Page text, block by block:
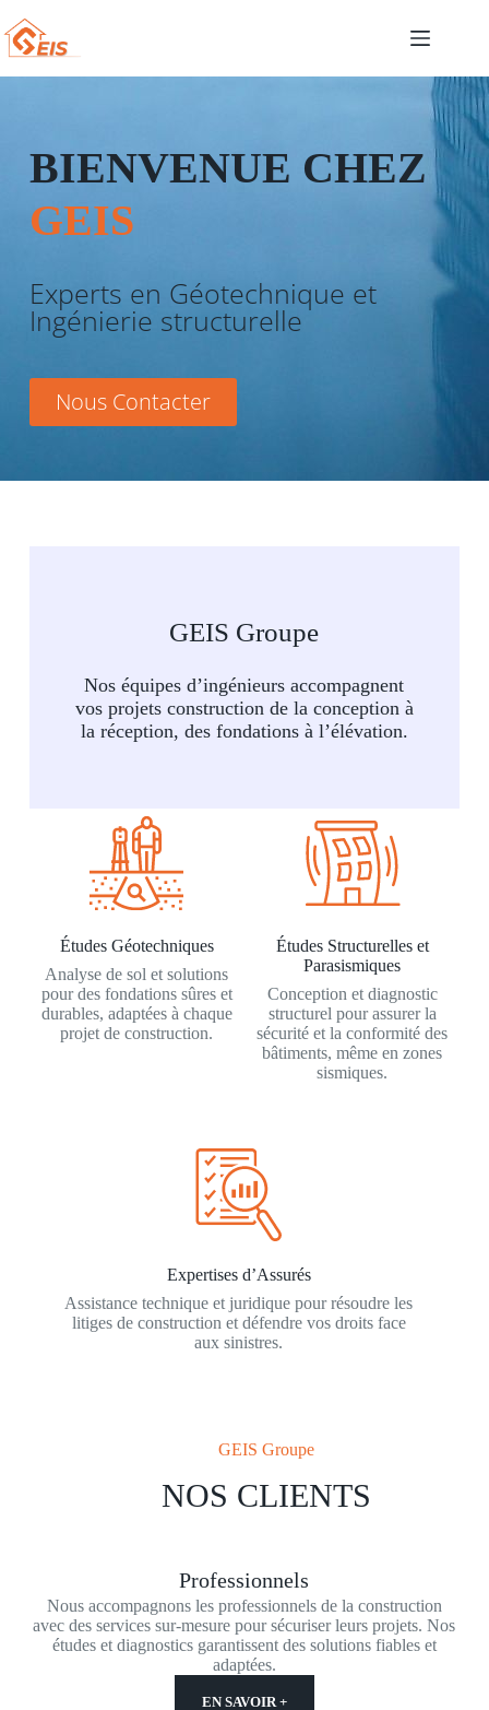
BIENVENUE CHEZ
GEIS
Experts en Géotechnique et
Ingénierie structurelle
Nous Contacter
GEIS Groupe
Nos équipes d’ingénieurs accompagnent
vos projets construction de la conception à
la réception, des fondations à l’élévation.
Études Géotechniques
Analyse de sol et solutions
pour des fondations sûres et
durables, adaptées à chaque
projet de construction.
Études Structurelles et
Parasismiques
Conception et diagnostic
structurel pour assurer la
sécurité et la conformité des
bâtiments, même en zones
sismiques.
Expertises d’Assurés
Assistance technique et juridique pour résoudre les
litiges de construction et défendre vos droits face
aux sinistres.
GEIS Groupe
NOS CLIENTS
Professionnels
Nous accompagnons les professionnels de la construction
avec des services sur-mesure pour sécuriser leurs projets. Nos
études et diagnostics garantissent des solutions fiables et
adaptées.
EN SAVOIR +